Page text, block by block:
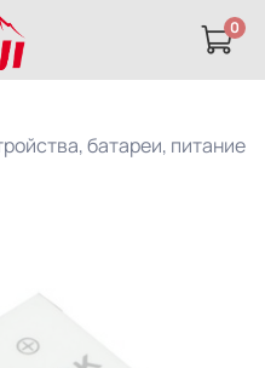
0
батареи, питание